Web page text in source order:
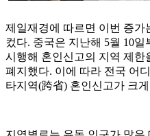
제일재경에 따르면 이번 증가
컸다. 중국은 지난해 5월 10일
시행해 혼인신고의 지역 제한
폐지했다. 이에 따라 전국 어
타지역(跨省) 혼인신고가 크